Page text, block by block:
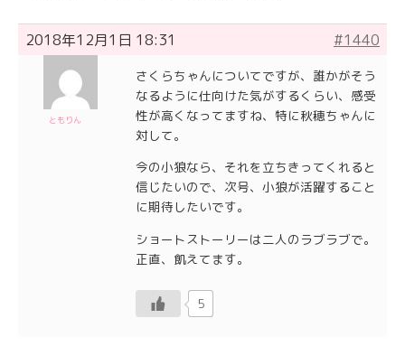
2018年12月1日 18:31 #1440
ともりん
さくらちゃんについてですが、誰かがそう
なるように仕向けた気がするくらい、感受
性が高くなってますね、特に秋穂ちゃんに
対して。
今の小狼なら、それを立ちきってくれると
信じたいので、次号、小狼が活躍すること
に期待したいです。
ショートストーリーは二人のラブラブで。
正直、飢えてます。
5